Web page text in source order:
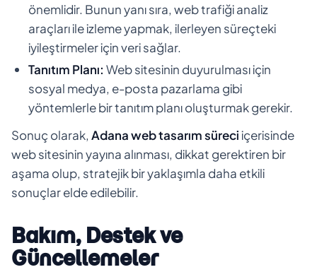
önemlidir. Bunun yanı sıra, web trafiği analiz
araçları ile izleme yapmak, ilerleyen süreçteki
iyileştirmeler için veri sağlar.
Tanıtım Planı: Web sitesinin duyurulması için
sosyal medya, e-posta pazarlama gibi
yöntemlerle bir tanıtım planı oluşturmak gerekir.
Sonuç olarak, Adana web tasarım süreciiçerisinde
web sitesinin yayına alınması, dikkat gerektiren bir
aşama olup, stratejik bir yaklaşımla daha etkili
sonuçlar elde edilebilir.
Bakım, Destek ve
Güncellemeler